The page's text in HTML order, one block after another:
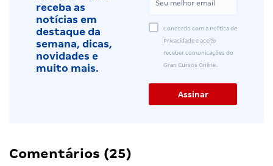
receba as
notícias em
destaque da
semana, dicas,
novidades e
muito mais.
Concordo com a Política de
Privacidade e aceito
receber comunicações do
Gran Cursos Online.
Comentários (25)